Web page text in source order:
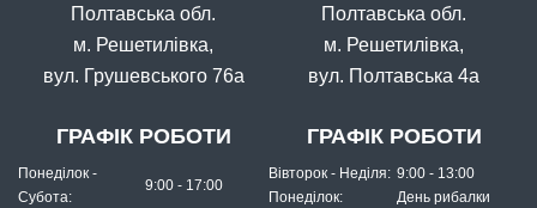
Полтавська обл.
м. Решетилівка,
вул. Грушевського 76а
ГРАФІК РОБОТИ
Понеділок -
Субота:
9:00 - 17:00
Полтавська обл.
м. Решетилівка,
вул. Полтавська 4а
ГРАФІК РОБОТИ
Вівторок - Неділя: 9:00 - 13:00
Понеділок:
День рибалки